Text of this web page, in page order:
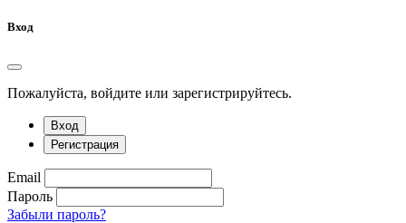
Вход
Пожалуйста, войдите или зарегистрируйтесь.
Вход
Регистрация
Email
Пароль
Забыли пароль?